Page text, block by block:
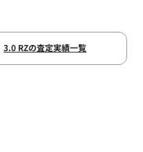
3.0 RZの査定実績一覧